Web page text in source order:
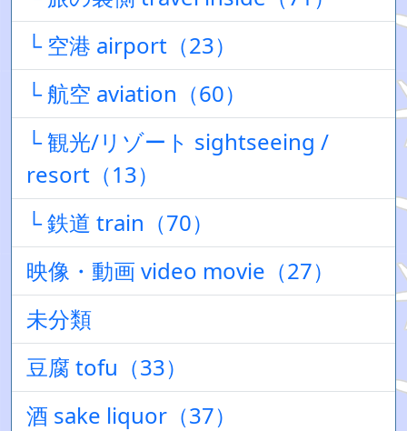
└ 空港 airport（23）
└ 航空 aviation（60）
└ 観光/リゾート sightseeing /
resort（13）
└ 鉄道 train（70）
映像・動画 video movie（27）
未分類
豆腐 tofu（33）
酒 sake liquor（37）